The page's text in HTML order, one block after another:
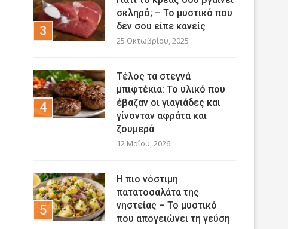
σκληρό; – Το μυστικό που
δεν σου είπε κανείς
25 Οκτωβρίου, 2025
Τέλος τα στεγνά
μπιφτέκια: Το υλικό που
έβαζαν οι γιαγιάδες και
γίνονταν αφράτα και
ζουμερά
12 Μαΐου, 2026
Η πιο νόστιμη
πατατοσαλάτα της
νηστείας – Το μυστικό
που απογειώνει τη γεύση